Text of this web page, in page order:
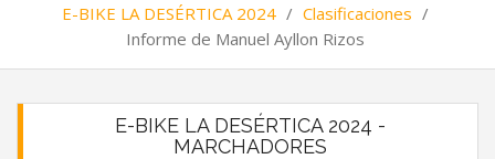
E-BIKE LA DESÉRTICA 2024 / Clasificaciones /
Informe de Manuel Ayllon Rizos
E-BIKE LA DESÉRTICA 2024 -
MARCHADORES